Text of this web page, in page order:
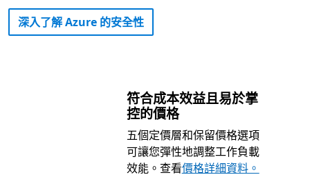
深入了解 Azure 的安全性
符合成本效益且易於掌
控的價格
五個定價層和保留價格選項
可讓您彈性地調整工作負載
效能。查看價格詳細資料。